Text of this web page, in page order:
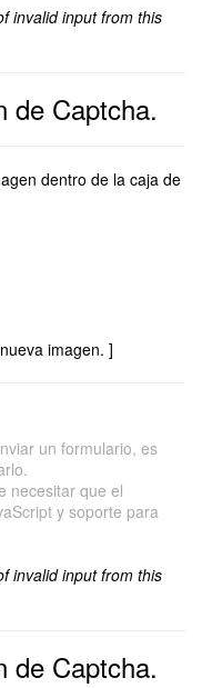
invalid input from this
de Captcha.
dentro de la caja de
imagen. ]
un formulario, es
necesitar que el
y soporte para
invalid input from this
de Captcha.